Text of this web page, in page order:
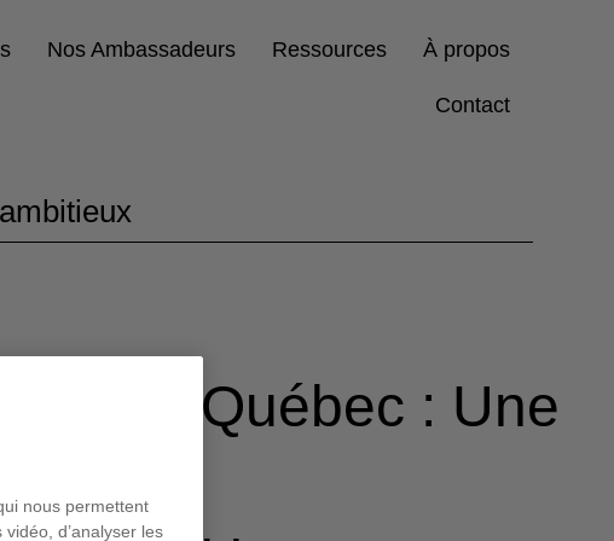
Nos Ambassadeurs Ressources À propos
Contact
au Québec : Une
les
nous permettent
d’analyser les